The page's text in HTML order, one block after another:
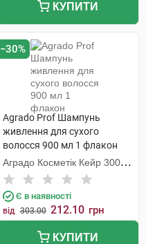
КУПИТИ
−30%
Agrado Prof Шампунь
живлення для сухого
волосся 900 мл 1 флакон
Аградо Косметік Кейр 3000
С.Л.У.
Є в наявності
від 303.00 212.10 грн
КУПИТИ